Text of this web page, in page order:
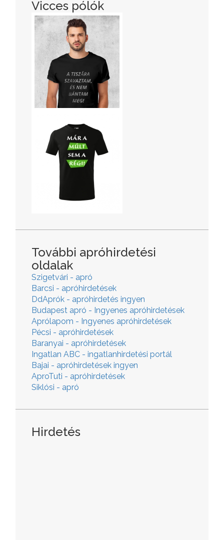
Vicces pólók
További apróhirdetési
oldalak
Szigetvári - apró
Barcsi - apróhirdetések
DdAprók - apróhirdetés ingyen
Budapest apró - Ingyenes apróhirdetések
Aprólapom - Ingyenes apróhirdetések
Pécsi - apróhirdetések
Baranyai - apróhirdetések
Ingatlan ABC - ingatlanhirdetési portál
Bajai - apróhirdetések ingyen
AproTuti - apróhirdetések
Siklósi - apró
Hirdetés